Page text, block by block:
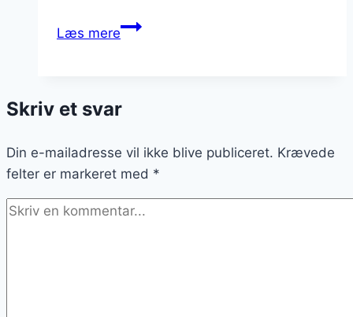
Læs mereWok
limesaft
wokolie
Skriv et svar
Din e-mailadresse vil ikke blive publiceret. Krævede
felter er markeret med *